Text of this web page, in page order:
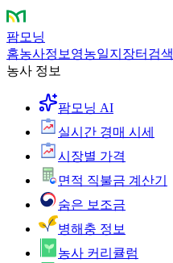
팜모닝
홈농사정보 영농일지 장터 검색
농사 정보
팜모닝 AI
실시간 경매 시세
시장별 가격
면적 직불금 계산기
숨은 보조금
병해충 정보
농사 커리큘럼